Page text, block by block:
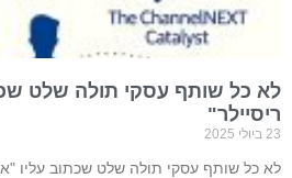
לא כל שותף עסקי תולה שלט
ריסיילר"
23 ביולי 2025
לא כל שותף עסקי תולה שלט שכתוב עליו